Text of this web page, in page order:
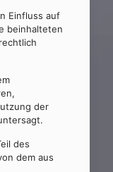
Einfluss auf
beinhalteten
der
des
dem aus